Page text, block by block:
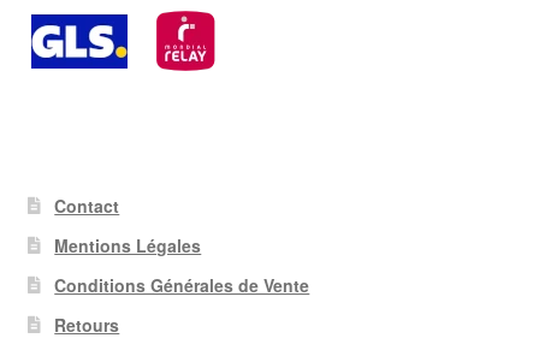
Contact
Mentions Légales
Conditions Générales de Vente
Retours